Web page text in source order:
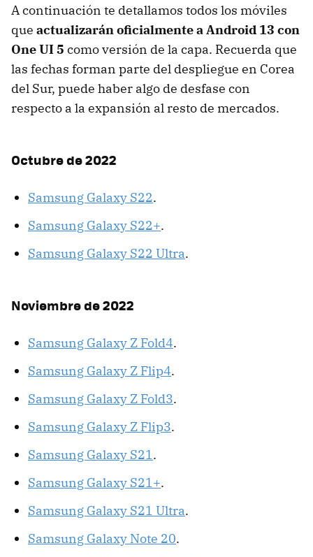
A continuación te detallamos todos los móviles
que actualizarán oficialmente a Android 13 con
One UI 5 como versión de la capa. Recuerda que
las fechas forman parte del despliegue en Corea
del Sur, puede haber algo de desfase con
respecto a la expansión al resto de mercados.
Octubre de 2022
Samsung Galaxy S22.
Samsung Galaxy S22+.
Samsung Galaxy S22 Ultra.
Noviembre de 2022
Samsung Galaxy Z Fold4.
Samsung Galaxy Z Flip4.
Samsung Galaxy Z Fold3.
Samsung Galaxy Z Flip3.
Samsung Galaxy S21.
Samsung Galaxy S21+.
Samsung Galaxy S21 Ultra.
Samsung Galaxy Note 20.